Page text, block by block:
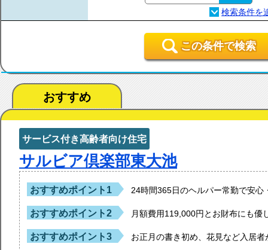
この条件で検索
おすすめ
サービス付き高齢者向け住宅
サルビア倶楽部東大池
おすすめポイント1 24時間365日のヘルパー常勤で安心
おすすめポイント2 月額費用119,000円とお財布にも優
おすすめポイント3 お正月の書き初め、花見など入居